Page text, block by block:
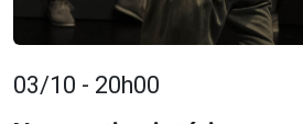
03/10 - 20h00